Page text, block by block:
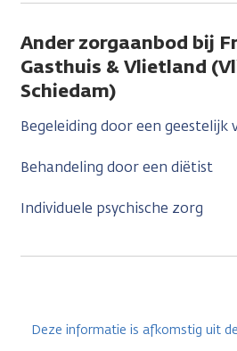
Ander zorgaanbod bij
Gasthuis & Vlietland
Schiedam)
Begeleiding door een geestelijk
Behandeling door een diëtist
Individuele psychische zorg
Deze informatie is afkomstig uit de